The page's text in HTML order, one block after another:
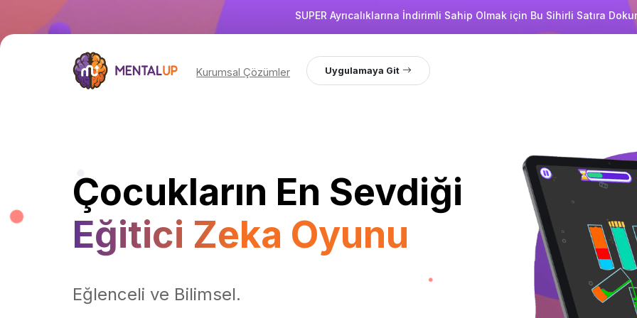
SUPER Ayrıcalıklarına İndirimli Sahip Olmak için Bu Sihirli Satıra
Kurumsal Çözümler Uygulamaya Git
Çocukların En Sevdiği
Eğitici Zeka Oyunu
Eğlenceli ve Bilimsel.